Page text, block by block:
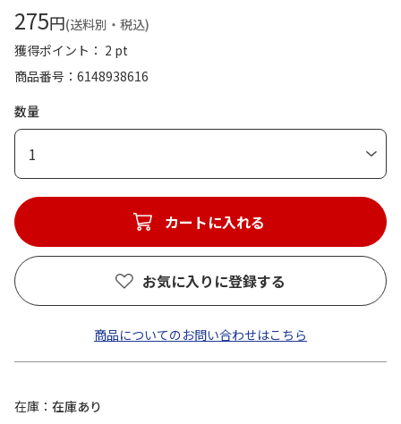
275円(送料別・税込)
獲得ポイント： 2 pt
商品番号
6148938616
数量
1
カートに入れる
お気に入りに登録する
商品についてのお問い合わせはこちら
在庫
在庫あり